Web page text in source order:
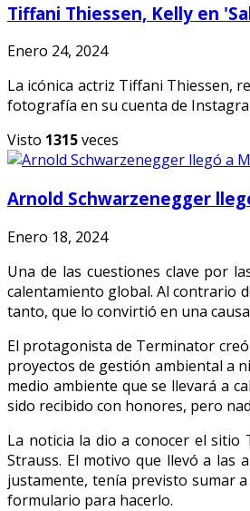
Tiffani Thiessen, Kelly en
Enero 24, 2024
La icónica actriz Tiffani Thiessen,
fotografía en su cuenta de
Visto 1315veces
Arnold Schwarzenegger
Enero 18, 2024
Una de las cuestiones clave por
calentamiento global. Al contrario
tanto, que lo convirtió en una
El protagonista de Terminator
proyectos de gestión ambiental a
medio ambiente que se llevará a
sido recibido con honores, pero
La noticia la dio a conocer el sitio
Strauss. El motivo que llevó a
justamente, tenía previsto sumar
formulario para hacerlo.